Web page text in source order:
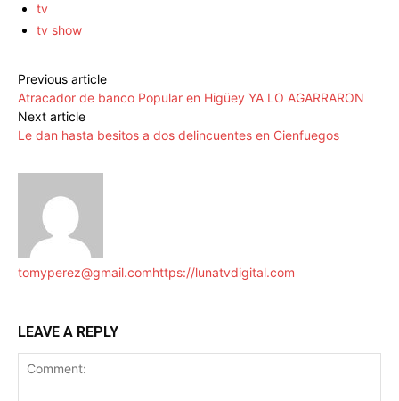
tv
tv show
Previous article
Atracador de banco Popular en Higüey YA LO AGARRARON
Next article
Le dan hasta besitos a dos delincuentes en Cienfuegos
tomyperez@gmail.comhttps://lunatvdigital.com
LEAVE A REPLY